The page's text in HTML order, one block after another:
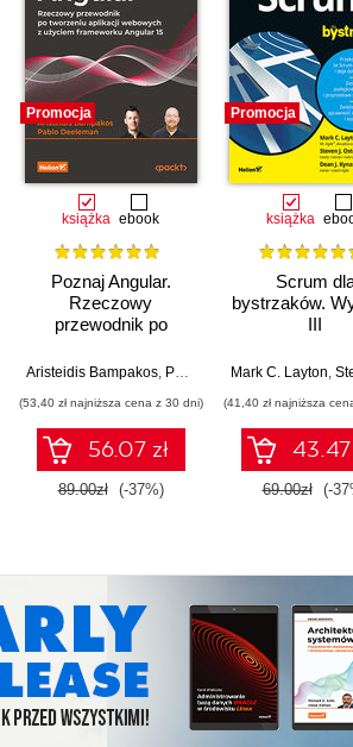
Promocja
książka ebook
Poznaj Angular.
Rzeczowy
przewodnik po
webowych z użyciem
15. Wydanie IV
Aristeidis Bampakos, Pablo Deeleman
(53,40 zł najniższa cena z 30 dni)
56.07 zł
89.00zł (-37%)
Promocja
książka
Scrum
bystrzaków.
III
Mark C. Layton, Steven
(41,40 zł najniższa
43.47
69.00zł (-